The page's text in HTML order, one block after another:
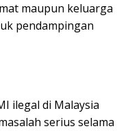
maupun keluarga
pendampingan
ilegal di Malaysia
serius selama